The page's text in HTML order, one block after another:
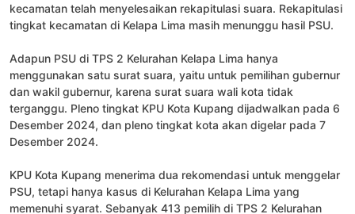
kecamatan telah menyelesaikan rekapitulasi suara. Rekapitulasi
tingkat kecamatan di Kelapa Lima masih menunggu hasil PSU.
Adapun PSU di TPS 2 Kelurahan Kelapa Lima hanya
menggunakan satu surat suara, yaitu untuk pemilihan gubernur
dan wakil gubernur, karena surat suara wali kota tidak
terganggu. Pleno tingkat KPU Kota Kupang dijadwalkan pada 6
Desember 2024, dan pleno tingkat kota akan digelar pada 7
Desember 2024.
KPU Kota Kupang menerima dua rekomendasi untuk menggelar
PSU, tetapi hanya kasus di Kelurahan Kelapa Lima yang
memenuhi syarat. Sebanyak 413 pemilih di TPS 2 Kelurahan